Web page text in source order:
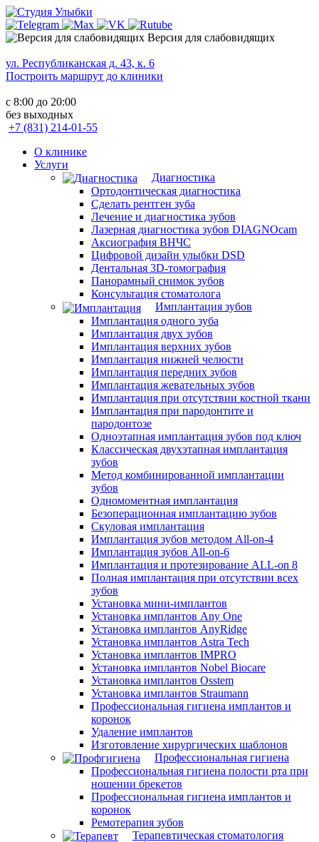
Версия для слабовидящих
ул. Республиканская д. 43, к. 6
Построить маршрут до клиники
с 8:00 до 20:00
без выходных
+7 (831) 214-01-55
О клинике
Услуги
Диагностика
Ортодонтическая диагностика
Сделать рентген зуба
Лечение и диагностика зубов
Лазерная диагностика зубов DIAGNOcam
Аксиография ВНЧС
Цифровой дизайн улыбки DSD
Дентальная 3D-томография
Панорамный снимок зубов
Консультация стоматолога
Имплантация зубов
Имплантация одного зуба
Имплантация двух зубов
Имплантация верхних зубов
Имплантация нижней челюсти
Имплантация передних зубов
Имплантация жевательных зубов
Имплантация при отсутствии костной ткани
Имплантация при пародонтите и
пародонтозе
Одноэтапная имплантация зубов под ключ
Классическая двухэтапная имплантация
зубов
Метод комбинированной имплантации
зубов
Одномоментная имплантация
Безоперационная имплантацию зубов
Скуловая имплантация
Имплантация зубов методом All-on-4
Имплантация зубов All-on-6
Имплантация и протезирование ALL-on 8
Полная имплантация при отсутствии всех
зубов
Установка мини-имплантов
Установка имплантов Any One
Установка имплантов AnyRidge
Установка имплантов Astra Tech
Установка имплантов IMPRO
Установка имплантов Nobel Biocare
Установка имплантов Osstem
Установка имплантов Straumann
Профессиональная гигиена имплантов и
коронок
Удаление имплантов
Изготовление хирургических шаблонов
Профессиональная гигиена
Профессиональная гигиена полости рта при
ношении брекетов
Профессиональная гигиена имплантов и
коронок
Ремотерапия зубов
Терапевтическая стоматология